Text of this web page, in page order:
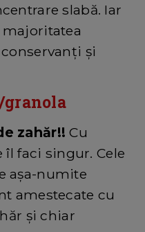
slabă. Iar
și
zahăr!!Cu
faci singur. Cele
așa-numite
amestecate cu
și chiar